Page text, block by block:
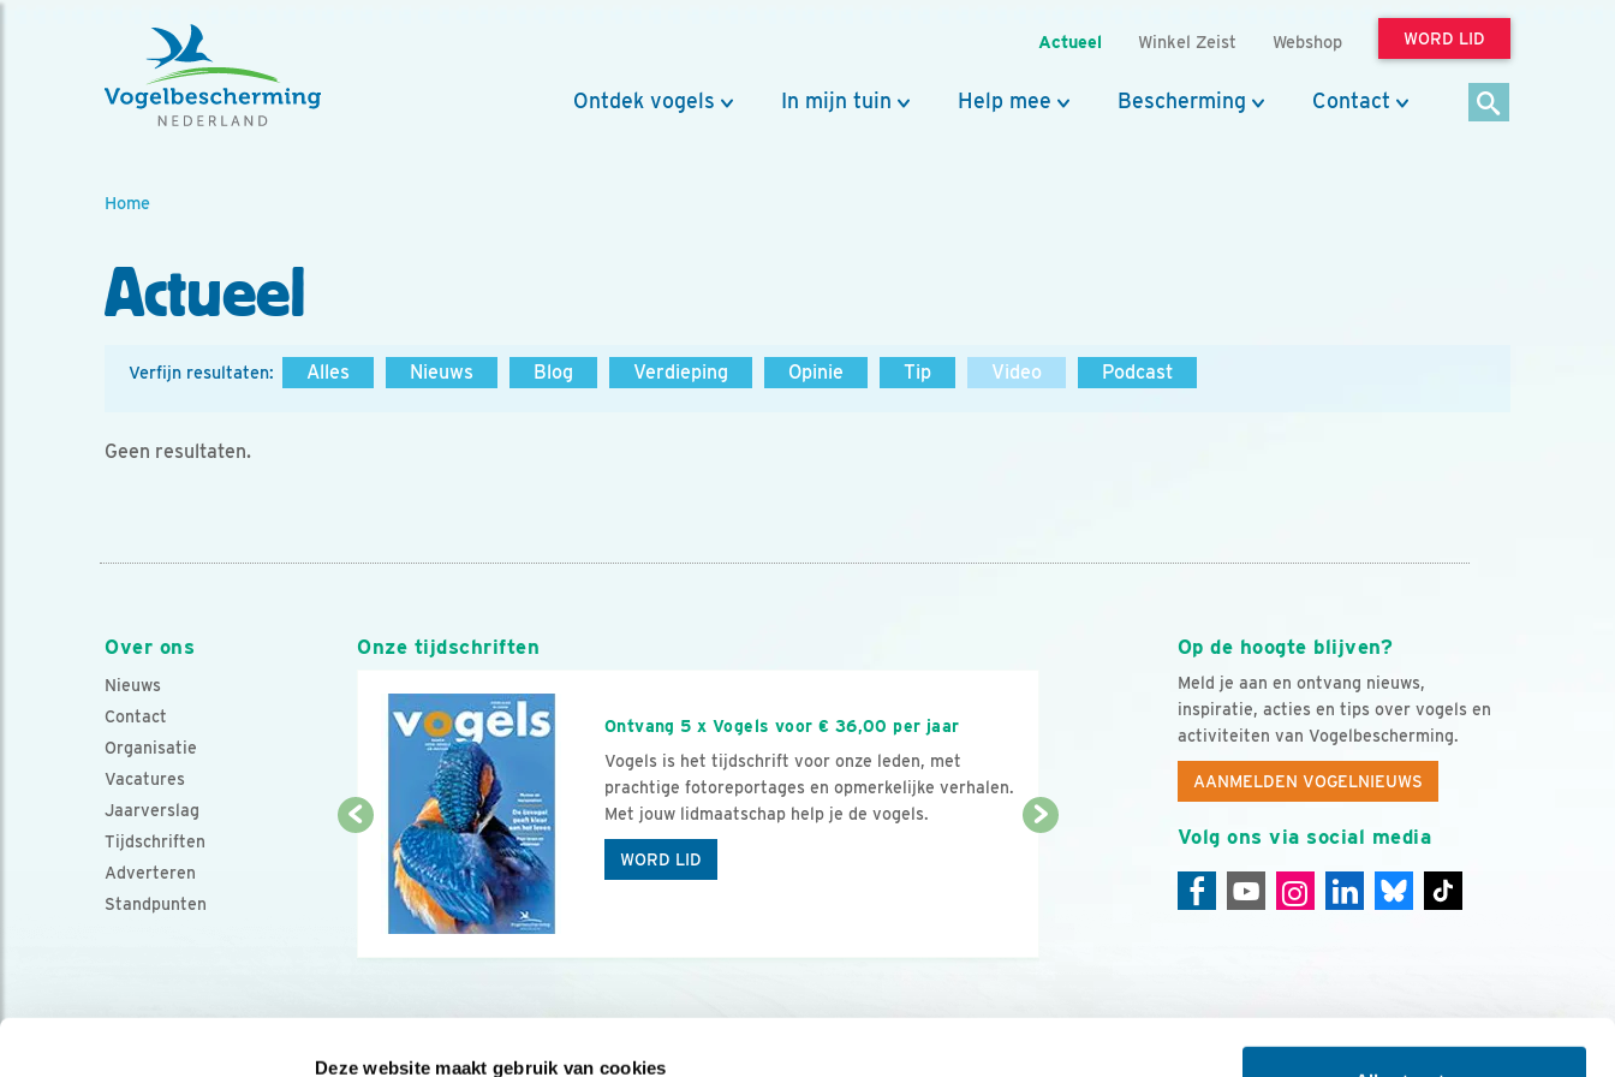
Deze website maakt gebruik van cookies
Actueel Winkel Zeist Webshop WORD LID
Ontdek vogels In mijn tuin Help mee Bescherming Contact
Home
Actueel
Verfijn resultaten: Alles Nieuws Blog Verdieping Opinie Tip Video Podcast
Geen resultaten.
Over ons
Nieuws
Contact
Organisatie
Vacatures
Jaarverslag
Tijdschriften
Adverteren
Standpunten
Op de hoogte blijven?
Meld je aan en ontvang nieuws,
inspiratie, acties en tips over vogels en
activiteiten van Vogelbescherming.
AANMELDEN VOGELNIEUWS
Volg ons via social media
Onze tijdschriften
Ontvang 5 x Vogels voor € 36,00 per jaar
Vogels is het tijdschrift voor onze leden, met
prachtige fotoreportages en opmerkelijke verhalen.
Met jouw lidmaatschap help je de vogels.
WORD LID